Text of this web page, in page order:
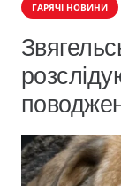
ГАРЯЧІ НОВИНИ